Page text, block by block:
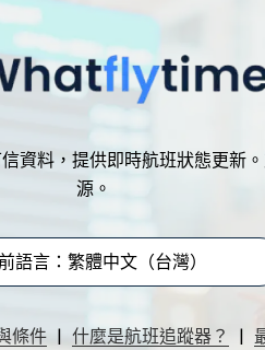
料，提供即時航班狀態更新
源。
語言：繁體中文（台灣）
條件 | 什麼是航班追蹤器？ |